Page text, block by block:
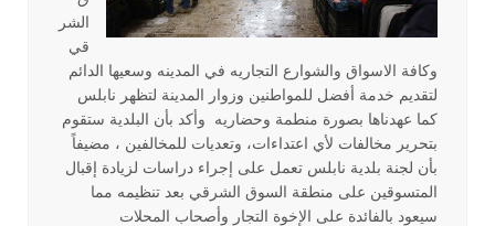
الشر
قي
وكافة الاسواق والشوارع التجاريه في المدينه وسعيها الدائم
لتقديم خدمة أفضل للمواطنين وزوار المدينة لتظهر نابلس
كما عهدناها بصورة منطمة وحضاريه وأكد بأن البلدية ستقوم
بتحرير مخالفات لأي اعتداءات، وتعديات للمخالفين ، مضيفاً
بأن لجنة بلدية نابلس تعمل على إجراء دراسات لزيادة إقبال
المتسوقين على منطقة السوق الشرقي بعد تنظيمه مما
سيعود بالفائدة على الإخوة التجار وأصحاب المحلات